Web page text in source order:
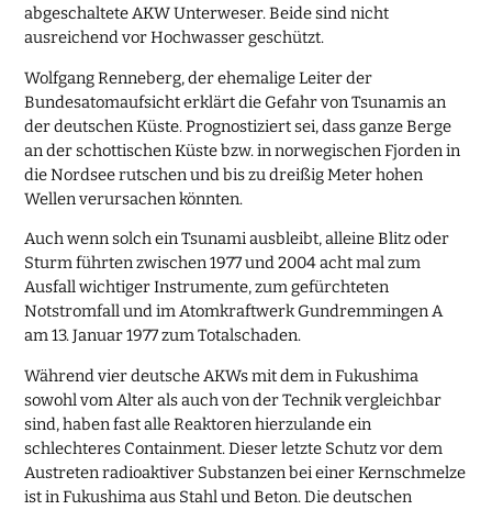
abgeschaltete AKW Unterweser. Beide sind nicht
ausreichend vor Hochwasser geschützt.
Wolfgang Renneberg, der ehemalige Leiter der
Bundesatomaufsicht erklärt die Gefahr von Tsunamis an
der deutschen Küste. Prognostiziert sei, dass ganze Berge
an der schottischen Küste bzw. in norwegischen Fjorden in
die Nordsee rutschen und bis zu dreißig Meter hohen
Wellen verursachen könnten.
Auch wenn solch ein Tsunami ausbleibt, alleine Blitz oder
Sturm führten zwischen 1977 und 2004 acht mal zum
Ausfall wichtiger Instrumente, zum gefürchteten
Notstromfall und im Atomkraftwerk Gundremmingen A
am 13. Januar 1977 zum Totalschaden.
Während vier deutsche AKWs mit dem in Fukushima
sowohl vom Alter als auch von der Technik vergleichbar
sind, haben fast alle Reaktoren hierzulande ein
schlechteres Containment. Dieser letzte Schutz vor dem
Austreten radioaktiver Substanzen bei einer Kernschmelze
ist in Fukushima aus Stahl und Beton. Die deutschen